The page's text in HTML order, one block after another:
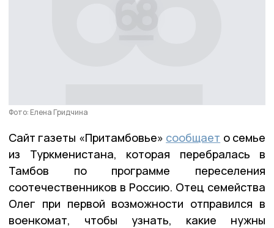
Фото: Елена Гридчина
Сайт газеты «Притамбовье» сообщает о семье
из Туркменистана, которая перебралась в
Тамбов по программе переселения
соотечественников в Россию. Отец семейства
Олег при первой возможности отправился в
военкомат, чтобы узнать, какие нужны